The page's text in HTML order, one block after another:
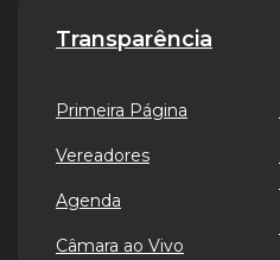
Transparência
Primeira Página
Vereadores
Agenda
Câmara ao Vivo